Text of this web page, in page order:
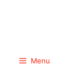
Menu